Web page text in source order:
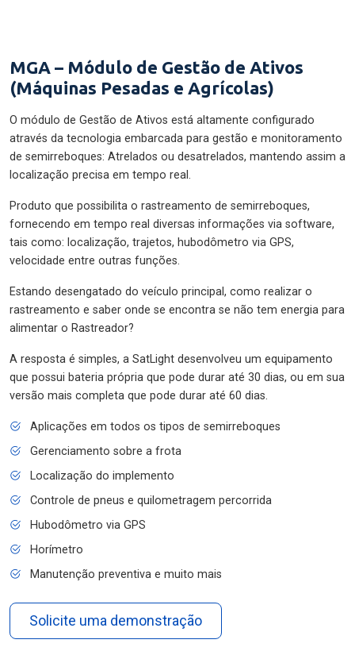
MGA – Módulo de Gestão de Ativos
(Máquinas Pesadas e Agrícolas)
O módulo de Gestão de Ativos está altamente configurado
através da tecnologia embarcada para gestão e monitoramento
de semirreboques: Atrelados ou desatrelados, mantendo assim a
localização precisa em tempo real.
Produto que possibilita o rastreamento de semirreboques,
fornecendo em tempo real diversas informações via software,
tais como: localização, trajetos, hubodômetro via GPS,
velocidade entre outras funções.
Estando desengatado do veículo principal, como realizar o
rastreamento e saber onde se encontra se não tem energia para
alimentar o Rastreador?
A resposta é simples, a SatLight desenvolveu um equipamento
que possui bateria própria que pode durar até 30 dias, ou em sua
versão mais completa que pode durar até 60 dias.
Aplicações em todos os tipos de semirreboques
Gerenciamento sobre a frota
Localização do implemento
Controle de pneus e quilometragem percorrida
Hubodômetro via GPS
Horímetro
Manutenção preventiva e muito mais
Solicite uma demonstração